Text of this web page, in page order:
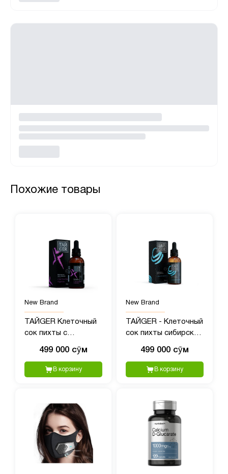
Похожие товары
New Brand
ТАЙGER Клеточный
сок пихты с
499 000 сӯм
В корзину
New Brand
ТАЙGER - Клеточный
сок пихты сибирской
499 000 сӯм
В корзину